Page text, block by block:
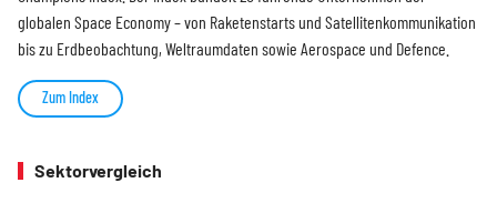
globalen Space Economy – von Raketenstarts und Satellitenkommunikation
bis zu Erdbeobachtung, Weltraumdaten sowie Aerospace und Defence.
Zum Index
Sektorvergleich